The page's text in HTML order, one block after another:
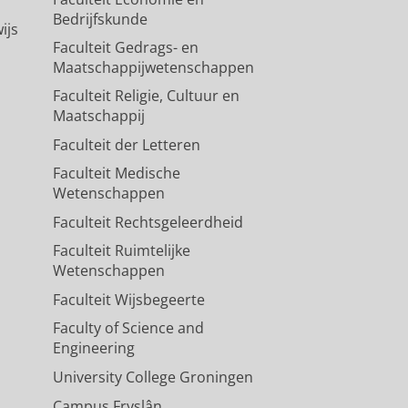
Bedrijfskunde
Faculteit Gedrags- en
Maatschappijwetenschappen
Faculteit Religie, Cultuur en
Maatschappij
Faculteit der Letteren
Faculteit Medische
Wetenschappen
Faculteit Rechtsgeleerdheid
Faculteit Ruimtelijke
Wetenschappen
Faculteit Wijsbegeerte
Faculty of Science and
Engineering
University College Groningen